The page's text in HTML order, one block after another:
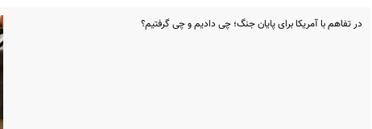
در تفاهم با آمریکا برای پایان جنگ؛ چی دادیم و چی گرفتیم؟